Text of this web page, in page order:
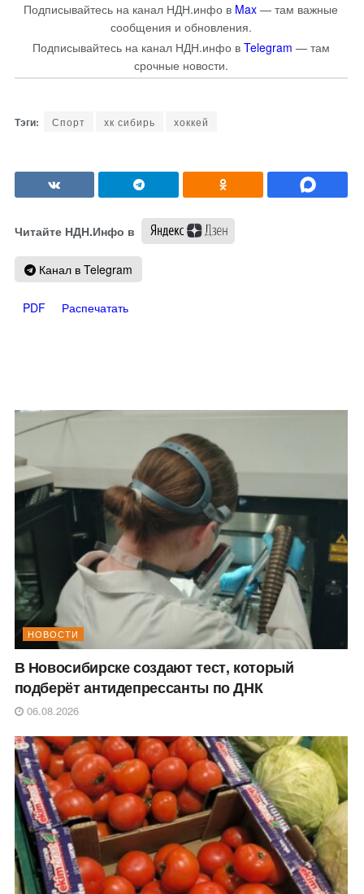
Подписывайтесь на канал НДН.инфо в Max — там важные
сообщения и обновления.
Подписывайтесь на канал НДН.инфо в Telegram — там
срочные новости.
Спорт хк сибирь хоккей
Читайте НДН.Инфо в
Канал в Telegram
PDF Распечатать
НОВОСТИ
В Новосибирске создают тест, который
подберёт антидепрессанты по ДНК
06.08.2026